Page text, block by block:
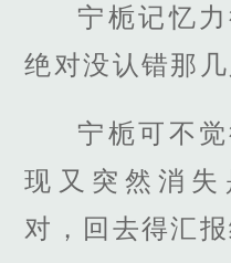
宁栀记忆
绝对没认错那
宁栀可不
现又突然消失
对，回去得汇